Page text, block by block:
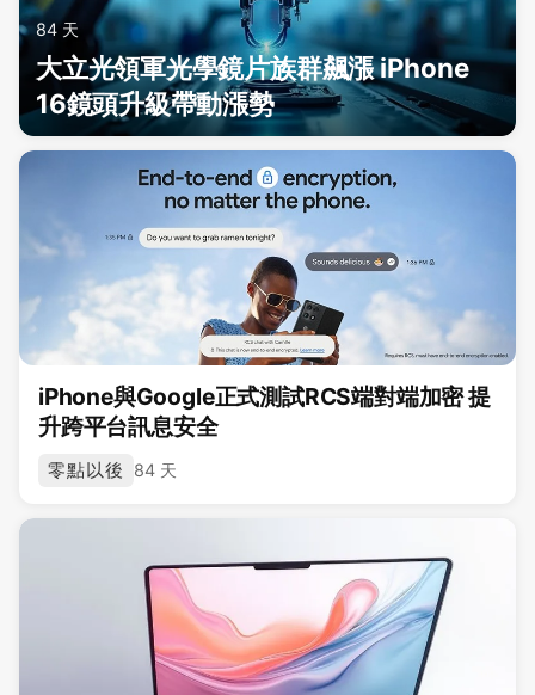
84 天
大立光領軍光學鏡片族群飆漲 iPhone
16鏡頭升級帶動漲勢
iPhone與Google正式測試RCS端對端加密 提
升跨平台訊息安全
零點以後 84 天